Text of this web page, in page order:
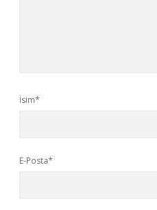
İsim*
E-Posta*